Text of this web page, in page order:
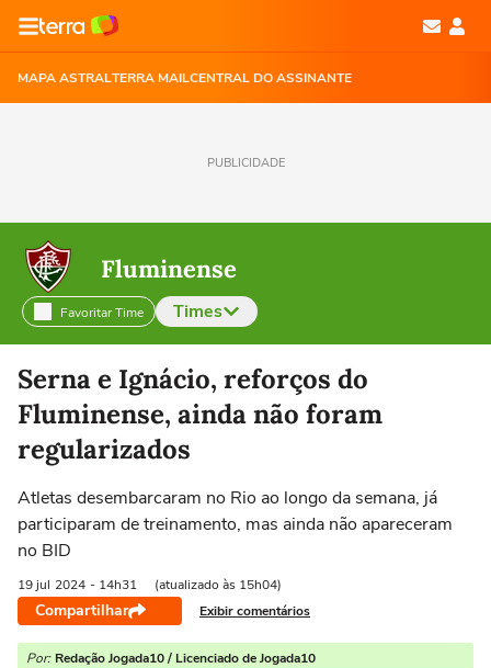
MAPA ASTRALTERRA MAILCENTRAL DO ASSINANTE
PUBLICIDADE
Fluminense
Favoritar Time Times
Selecione o time para ver as notícias
Serna e Ignácio, reforços do
Fluminense, ainda não foram
regularizados
Atletas desembarcaram no Rio ao longo da semana, já
participaram de treinamento, mas ainda não apareceram
no BID
19 jul 2024 - 14h31 (atualizado às 15h04)
Compartilhar Exibir comentários
Por: Redação Jogada10 / Licenciado de Jogada10